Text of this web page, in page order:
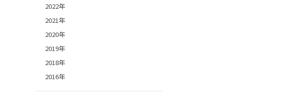
2022年
2021年
2020年
2019年
2018年
2016年